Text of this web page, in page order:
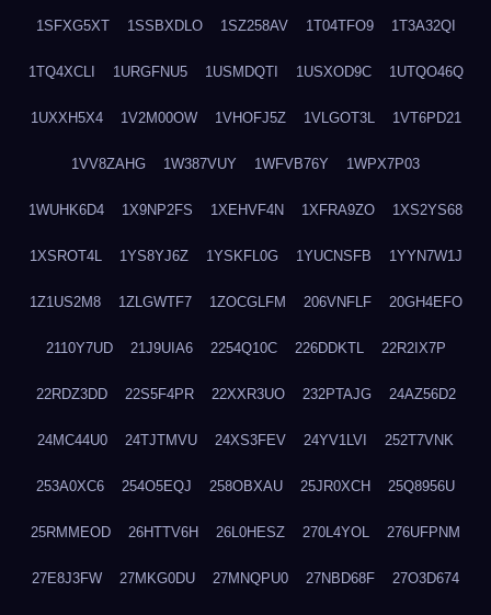
1SFXG5XT 1SSBXDLO 1SZ258AV 1T04TFO9 1T3A32QI
1TQ4XCLI 1URGFNU5 1USMDQTI 1USXOD9C 1UTQO46Q
1UXXH5X4 1V2M00OW 1VHOFJ5Z 1VLGOT3L 1VT6PD21
1VV8ZAHG 1W387VUY 1WFVB76Y 1WPX7P03
1WUHK6D4 1X9NP2FS 1XEHVF4N 1XFRA9ZO 1XS2YS68
1XSROT4L 1YS8YJ6Z 1YSKFL0G 1YUCNSFB 1YYN7W1J
1Z1US2M8 1ZLGWTF7 1ZOCGLFM 206VNFLF 20GH4EFO
2110Y7UD 21J9UIA6 2254Q10C 226DDKTL 22R2IX7P
22RDZ3DD 22S5F4PR 22XXR3UO 232PTAJG 24AZ56D2
24MC44U0 24TJTMVU 24XS3FEV 24YV1LVI 252T7VNK
253A0XC6 254O5EQJ 258OBXAU 25JR0XCH 25Q8956U
25RMMEOD 26HTTV6H 26L0HESZ 270L4YOL 276UFPNM
27E8J3FW 27MKG0DU 27MNQPU0 27NBD68F 27O3D674